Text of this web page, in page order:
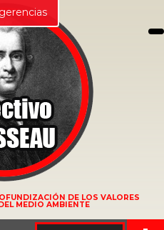
DE LOS VALORES
MEDIO AMBIENTE